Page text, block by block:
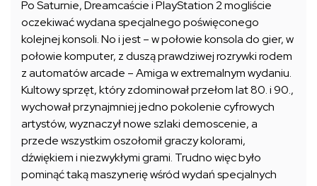
Po Saturnie, Dreamcaście i PlayStation 2 mogliście
oczekiwać wydana specjalnego poświęconego
kolejnej konsoli. No i jest – w połowie konsola do gier, w
połowie komputer, z duszą prawdziwej rozrywki rodem
z automatów arcade – Amiga w extremalnym wydaniu.
Kultowy sprzęt, który zdominował przełom lat 80. i 90.,
wychował przynajmniej jedno pokolenie cyfrowych
artystów, wyznaczył nowe szlaki demoscenie, a
przede wszystkim oszołomił graczy kolorami,
dźwiękiem i niezwykłymi grami. Trudno więc było
pominąć taką maszynerię wśród wydań specjalnych